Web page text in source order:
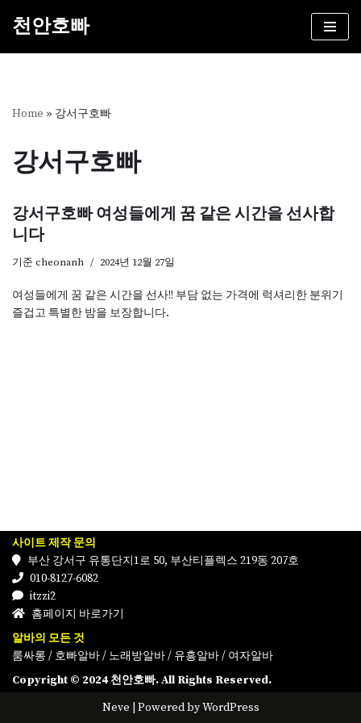
건
뛰
기
천안호빠
Home » 강서구호빠
강서구호빠
강서구호빠 여성들에게 꿈 같은 시간을 선사합
니다
기준 cheonanh 2024년 12월 27일
여성들에게 꿈 같은 시간을 선사!! 부담 없는 가격에 럭셔리한 분위기
즐겁고 특별한 밤을 보장합니다.
사이트 제작 문의
부산 강서구 유통단지1로 50, 부산티플렉스 219동 207호
010-8127-6082
itzzi2
홈페이지 바로가기
알바의 모든 것
룸싸롱 / 호빠알바/ 노래방알바/ 유흥알바/ 여자알바
Copyright © 2024 천안호빠. All Rights Reserved.
Neve | Powered byWordPress